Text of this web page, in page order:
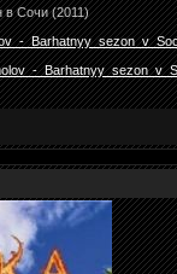
в Сочи (2011)